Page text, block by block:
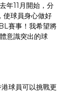
年11月開始，分
使球員身心做好
賽事！我希望將
意識突出的球
球員可以挑戰更